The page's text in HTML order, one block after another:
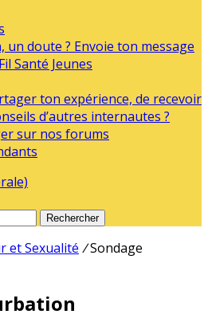
un doute ? Envoie ton message
Santé Jeunes
ton expérience, de recevoir
d’autres internautes ?
sur nos forums
Rechercher
et Sexualité /Sondage